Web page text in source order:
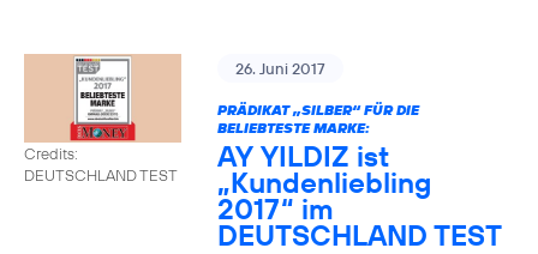
Credits:
DEUTSCHLAND TEST
26. Juni 2017
PRÄDIKAT „SILBER“ FÜR DIE
BELIEBTESTE MARKE:
AY YILDIZ ist
„Kundenliebling
2017“ im
DEUTSCHLAND TEST